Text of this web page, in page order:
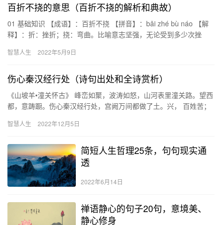
百折不挠的意思（百折不挠的解析和典故）
01 基础知识 【成语】：百折不挠 【拼音】：bǎi zhé bù náo 【解
释】：折：挫折；挠：弯曲。比喻意志坚强，无论受到多少次挫
智慧人生 2022年5月9日
伤心秦汉经行处（诗句出处和全诗赏析）
《山坡羊•潼关怀古》 峰峦如聚，波涛如怒，山河表里潼关路。望西
都，意踌蹰。伤心秦汉经行处，宫阙万间都做了土。兴， 百姓苦；
智慧人生 2022年12月5日
简短人生哲理25条，句句现实通
透
2022年6月14日
禅语静心的句子20句，意境美、
静心修身